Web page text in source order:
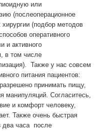
или
(послеоперационное
(подбор методов
оперативного
и активного
в том числе
Также у нас совсем
питания пациентов:
принимать пищу,
манипуляций. Согласитесь,
и комфорт человеку,
Также очень быстрая
два часа после